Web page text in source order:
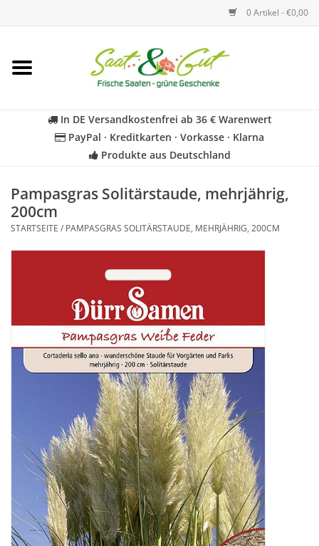
0 Artikel - €0,00
Startseite
Kräuter
BIO
Geschenkideen
Katalog
In DE Versandkostenfrei ab 36 € Warenwert
PayPal · Kreditkarten · Vorkasse · Klarna
Produkte aus Deutschland
Pampasgras Solitärstaude, mehrjährig,
200cm
STARTSEITE / PAMPASGRAS SOLITÄRSTAUDE, MEHRJÄHRIG, 200CM